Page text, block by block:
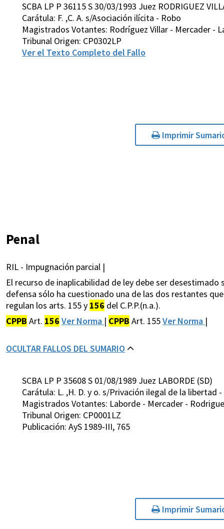
SCBA LP P 36115 S 30/03/1993 Juez RODRIGUEZ
Carátula: F. ,C. A. s/Asociación ilícita - Robo
Magistrados Votantes: Rodríguez Villar - Mercader -
Tribunal Origen: CP0302LP
Ver el Texto Completo del Fallo
Imprimir
Penal
RIL - Impugnación parcial |
El recurso de inaplicabilidad de ley debe ser
defensa sólo ha cuestionado una de las dos restantes
regulan los arts. 155 y 156 del C.P.P.(n.a.).
CPPB Art. 156 Ver Norma | CPPB Art. 155Ver Norma |
OCULTAR FALLOS DEL SUMARIO
SCBA LP P 35608 S 01/08/1989 Juez LABORDE (SD)
Carátula: L. ,H. D. y o. s/Privación ilegal de la libertad
Magistrados Votantes: Laborde - Mercader -
Tribunal Origen: CP0001LZ
Publicación: AyS 1989-III, 765
Imprimir